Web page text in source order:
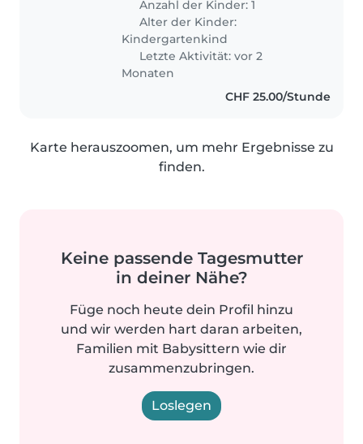
Anzahl der Kinder: 1
Alter der Kinder:
Kindergartenkind
Letzte Aktivität: vor 2
Monaten
CHF 25.00/Stunde
Karte herauszoomen, um mehr Ergebnisse zu
finden.
Keine passende Tagesmutter
in deiner Nähe?
Füge noch heute dein Profil hinzu
und wir werden hart daran arbeiten,
Familien mit Babysittern wie dir
zusammenzubringen.
Loslegen